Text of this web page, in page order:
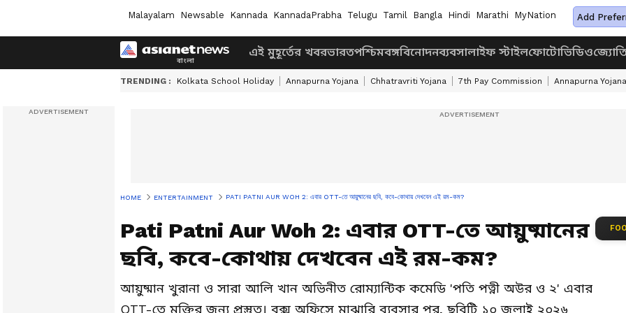
Malayalam Newsable Kannada KannadaPrabha Telugu Tamil Bangla Hindi Marathi MyNation Add
এই মুহূর্তের খবরভারতপশ্চিমবঙ্গবিনোদনব্যবসালাইফ স্টাইলফোটোভিডিও
TRENDING : Kolkata School Holiday Annapurna Yojana Chhatravriti Yojana 7th Pay Commission Annapurna
HOME ENTERTAINMENT PATI PATNI AUR WOH 2: এবার OTT-তে আয়ুষ্মানের ছবি, কবে-কোথায় দেখবেন এই রম-কম?
Pati Patni Aur Woh 2: এবার OTT-তে আয়ুষ্মানের
ছবি, কবে-কোথায় দেখবেন এই রম-কম?
আয়ুষ্মান খুরানা ও সারা আলি খান অভিনীত রোম্যান্টিক কমেডি 'পতি পত্নী অউর ও ২' এবার
OTT-তে মুক্তির জন্য প্রস্তুত। বক্স অফিসে মাঝারি ব্যবসার পর, ছবিটি ১০ জুলাই ২০২৬